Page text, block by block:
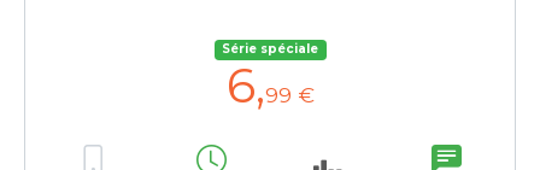
Série spéciale
6,99 €